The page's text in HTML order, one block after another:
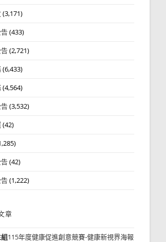
(3,171)
(433)
(2,721)
(6,433)
(4,564)
(3,532)
(42)
(42)
(1,222)
章
115年度健康促進創意競賽-健康新視界海報